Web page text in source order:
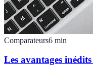
Comparateurs6 min
Les avantages